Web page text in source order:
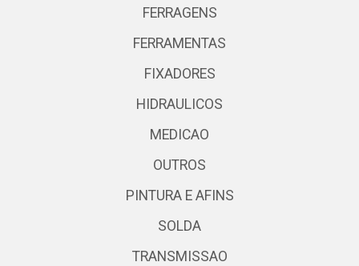
FERRAGENS
FERRAMENTAS
FIXADORES
HIDRAULICOS
MEDICAO
OUTROS
PINTURA E AFINS
SOLDA
TRANSMISSAO